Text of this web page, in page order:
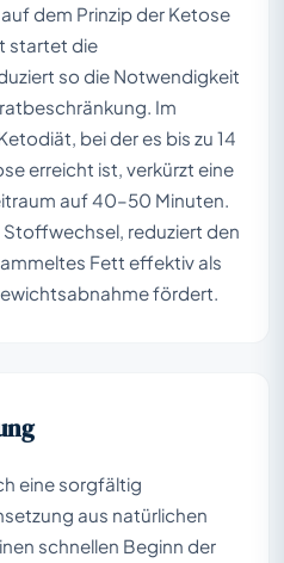
dem Prinzip der Ketose
startet die
so die Notwendigkeit
Im
bei der es bis zu 14
erreicht ist, verkürzt eine
auf 40–50 Minuten.
reduziert den
Fett effektiv als
fördert.
eine sorgfältig
aus natürlichen
schnellen Beginn der